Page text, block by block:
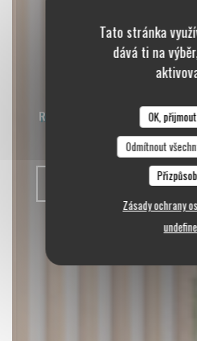
Tato stránka
dává ti na
OK,
Odmítnout
Zásady ochrany
Les
RESTAURANT